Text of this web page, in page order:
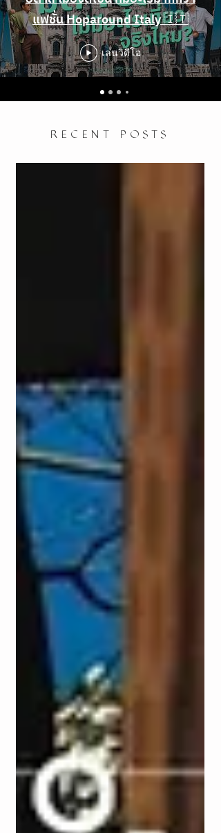
แฟชั่น Hoparound Italy 🇮🇹
เล่นวิดีโอ
RECENT POSTS